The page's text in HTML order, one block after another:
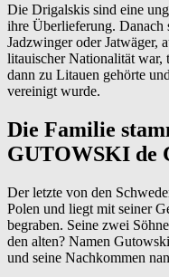
Die Drigalskis sind eine
ihre Überlieferung. Danach
Jadzwinger oder Jatwäger,
litauischer Nationalität war,
dann zu Litauen gehörte
vereinigt wurde.
Die Familie
GUTOWSKI de
Der letzte von den
Polen und liegt mit seiner
begraben. Seine zwei
den alten? Namen
und seine Nachkommen